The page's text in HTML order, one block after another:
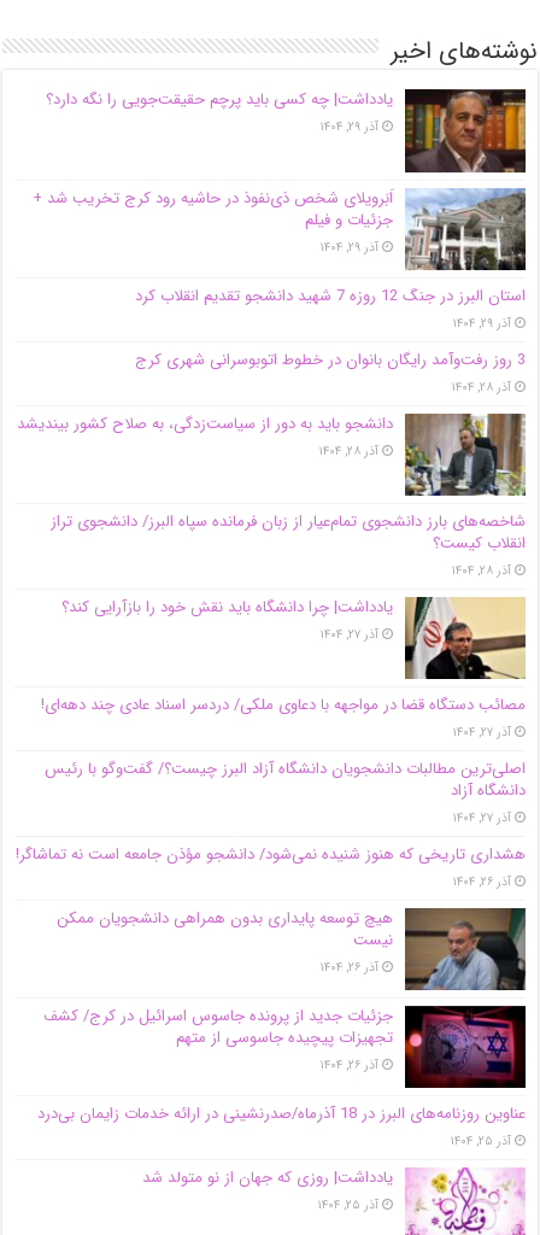
نوشته‌های اخیر
یادداشت| ‌چه کسی باید پرچم حقیقت‌جویی را نگه دارد؟
آذر ۲۹, ۱۴۰۴
اَبَر‌ویلای شخص ذی‌نفوذ در حاشیه‌ رود کرج تخریب شد +
جزئیات و فیلم
آذر ۲۹, ۱۴۰۴
استان البرز در جنگ 12 روزه 7 شهید دانشجو تقدیم انقلاب کرد
آذر ۲۹, ۱۴۰۴
3 روز رفت‌وآمد رایگان بانوان در خطوط اتوبوسرانی شهری کرج
آذر ۲۸, ۱۴۰۴
دانشجو باید به دور از سیاست‌زدگی، به صلاح کشور بیندیشد
آذر ۲۸, ۱۴۰۴
شاخصه‌های بارز دانشجوی تمام‌عیار از زبان فرمانده سپاه البرز/ دانشجوی تراز
انقلاب کیست؟
آذر ۲۸, ۱۴۰۴
یادداشت| چرا دانشگاه باید نقش خود را بازآرایی کند؟
آذر ۲۷, ۱۴۰۴
مصائب دستگاه قضا در مواجهه با دعاوی ملکی/ دردسر اسناد عادی چند‌ دهه‌ای!
آذر ۲۷, ۱۴۰۴
اصلی‌ترین مطالبات دانشجویان دانشگاه آزاد البرز چیست؟/ گفت‌وگو با رئیس
دانشگاه آز‌اد
آذر ۲۷, ۱۴۰۴
هشداری تاریخی که هنوز شنیده نمی‌شود/ دانشجو مؤذن جامعه است نه تماشاگر!
آذر ۲۶, ۱۴۰۴
هیچ توسعه پایداری بدون همراهی دانشجویان ممکن
نیست
آذر ۲۶, ۱۴۰۴
جزئیات جدید از پرونده جاسوس اسرائیل در کرج/‌ کشف
تجهیزات پیچیده جاسوسی از متهم
آذر ۲۶, ۱۴۰۴
عناوین روزنامه‌های البرز در ‌18 آذرماه/صدرنشینی در ارائه خدمات زایمان بی‌درد
آذر ۲۵, ۱۴۰۴
یادداشت| روزی که جهان از نو متولد شد
آذر ۲۵, ۱۴۰۴